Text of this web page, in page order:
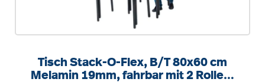
Tisch Stack-O-Flex, B/T 80x60 cm
Melamin 19mm, fahrbar mit 2 Rollen,